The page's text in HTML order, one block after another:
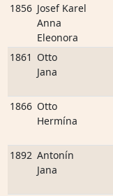
1856 Josef Karel
Anna
Eleonora
1861 Otto
Jana
1866 Otto
Hermína
1892 Antonín
Jana